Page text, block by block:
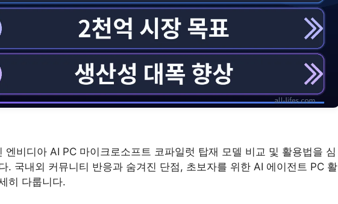
엔비디아 AI PC 마이크로소프트 코파일럿 탑재 모델 비교 및 활용법을 심
. 국내외 커뮤니티 반응과 숨겨진 단점, 초보자를 위한 AI 에이전트 PC 활
히 다룹니다.